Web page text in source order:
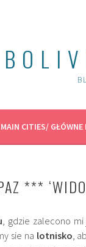
B O L I
MAIN CITIES/ GŁÓWNE
***
, gdzie zalecono mi
sie na lotnisko,